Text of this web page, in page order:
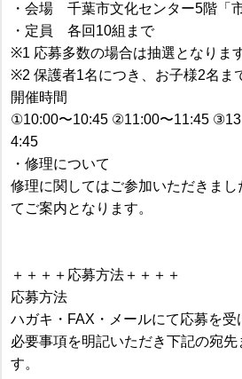
・会場 千葉市文化センター5階「
・定員 各回10組まで
※1 応募多数の場合は抽選となります
※2 保護者1名につき、お子様2名ま
開催時間
①10:00〜10:45 ②11:00〜11:45
4:45
・修理について
修理に関してはご参加いただきま
てご案内となります。
＋＋＋＋応募方法＋＋＋＋
応募方法
ハガキ・FAX・メールにて応募を受
必要事項を明記いただき下記の宛先
す。